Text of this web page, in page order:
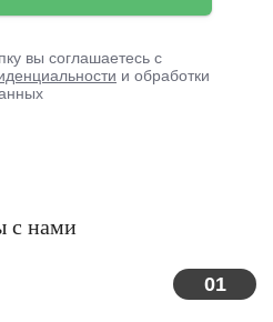
вы соглашаетесь с
и обработки
с нами
01